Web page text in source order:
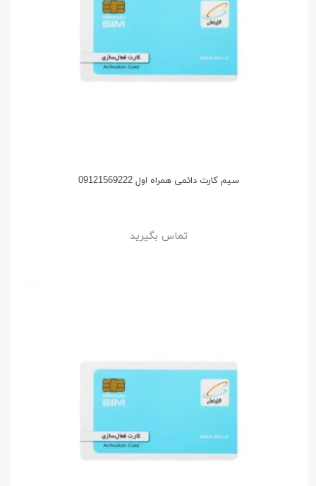
سیم کارت دائمی همراه اول 09121569222
تماس بگیرید